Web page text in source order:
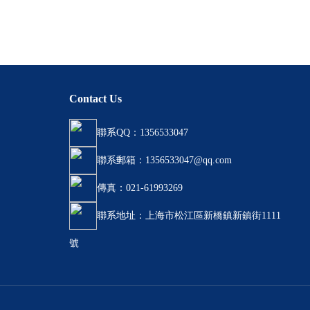
Contact Us
聯系QQ：1356533047
聯系郵箱： 1356533047@qq.com
傳真：021-61993269
聯系地址：上海市松江區新橋鎮新鎮街1111
號